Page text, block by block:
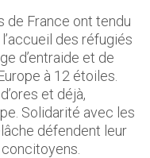
de France ont tendu
des réfugiés
d’entraide et de
à 12 étoiles.
et déjà,
Solidarité avec les
défendent leur